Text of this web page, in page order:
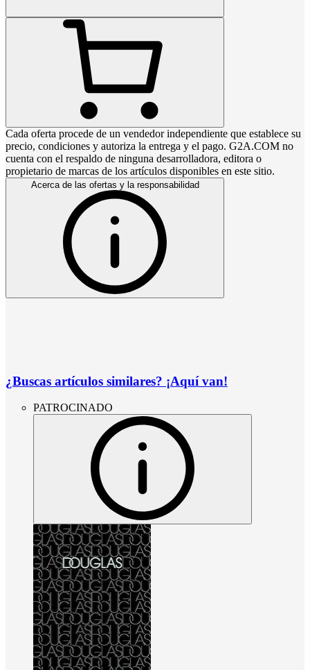
Cada oferta procede de un vendedor independiente que establece su
precio, condiciones y autoriza la entrega y el pago. G2A.COM no
cuenta con el respaldo de ninguna desarrolladora, editora o
propietario de marcas de los artículos disponibles en este sitio.
Acerca de las ofertas y la responsabilidad
¿Buscas artículos similares? ¡Aquí van!
PATROCINADO